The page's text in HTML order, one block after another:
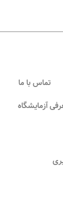
تماس با ما
آزمایشگاه